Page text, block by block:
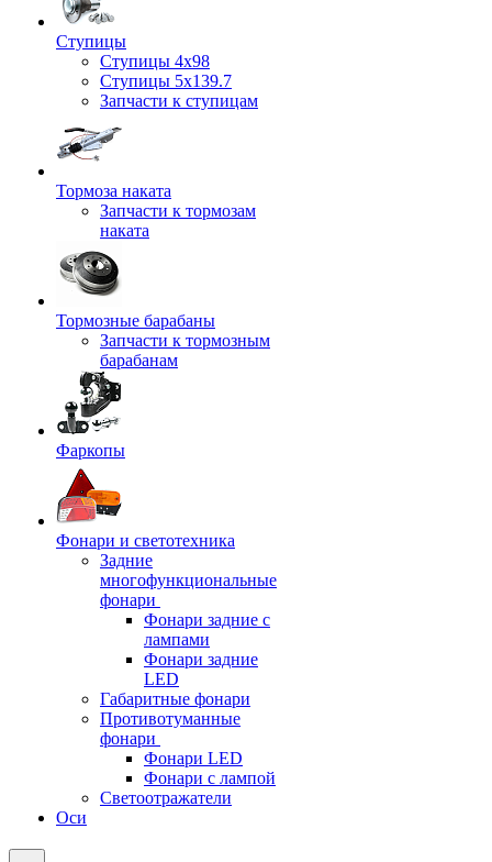
Ступицы
Ступицы 4x98
Ступицы 5x139.7
Запчасти к ступицам
Тормоза наката
Запчасти к тормозам
наката
Тормозные барабаны
Запчасти к тормозным
барабанам
Фаркопы
Фонари и светотехника
Задние
многофункциональные
фонари
Фонари задние с
лампами
Фонари задние
LED
Габаритные фонари
Противотуманные
фонари
Фонари LED
Фонари с лампой
Светоотражатели
Оси